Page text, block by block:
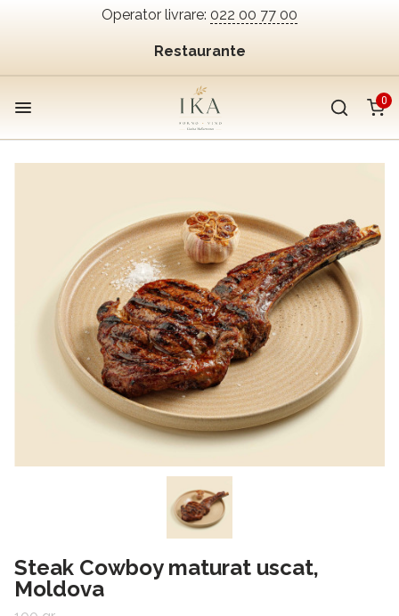
Operator livrare: 022 00 77 00
Restaurante
0
Steak Cowboy maturat uscat,
Moldova